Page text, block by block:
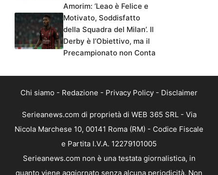
Amorim: ‘Leao è Felice e
Motivato, Soddisfatto
della Squadra del Milan’. Il
Derby è l’Obiettivo, ma il
Precampionato non Conta
Chi siamo - Redazione - Privacy Policy - Disclaimer
Serieanews.com di proprietà di WEB 365 SRL - Via
Nicola Marchese 10, 00141 Roma (RM) - Codice Fiscale
e Partita I.V.A. 12279101005
Serieanews.com non è una testata giornalistica, in
quanto viene aggiornato senza alcuna periodicità. Non